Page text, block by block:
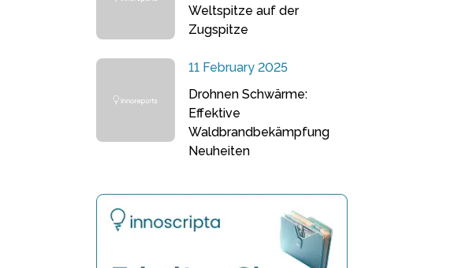
Weltspitze auf der
Zugspitze
11 February 2025
Drohnen Schwärme:
Effektive
Waldbrandbekämpfung
Neuheiten